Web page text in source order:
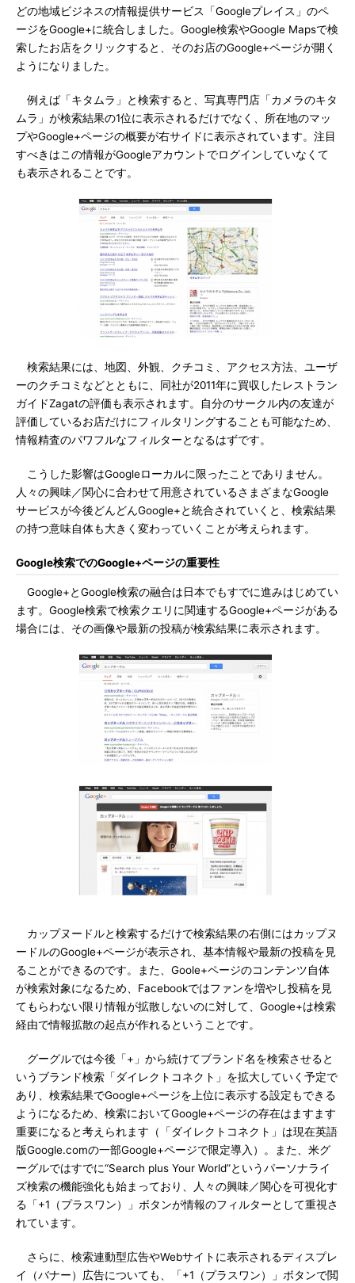
どの地域ビジネスの情報提供サービス「Googleプレイス」のペ
ージをGoogle+に統合しました。Google検索やGoogle Mapsで検
索したお店をクリックすると、そのお店のGoogle+ページが開く
ようになりました。
例えば「キタムラ」と検索すると、写真専門店「カメラのキタ
ムラ」が検索結果の1位に表示されるだけでなく、所在地のマッ
プやGoogle+ページの概要が右サイドに表示されています。注目
すべきはこの情報がGoogleアカウントでログインしていなくて
も表示されることです。
検索結果には、地図、外観、クチコミ、アクセス方法、ユーザ
ーのクチコミなどとともに、同社が2011年に買収したレストラン
ガイドZagatの評価も表示されます。自分のサークル内の友達が
評価しているお店だけにフィルタリングすることも可能なため、
情報精査のパワフルなフィルターとなるはずです。
こうした影響はGoogleローカルに限ったことでありません。
人々の興味／関心に合わせて用意されているさまざまなGoogle
サービスが今後どんどんGoogle+と統合されていくと、検索結果
の持つ意味自体も大きく変わっていくことが考えられます。
Google検索でのGoogle+ページの重要性
Google+とGoogle検索の融合は日本でもすでに進みはじめてい
ます。Google検索で検索クエリに関連するGoogle+ページがある
場合には、その画像や最新の投稿が検索結果に表示されます。
カップヌードルと検索するだけで検索結果の右側にはカップヌ
ードルのGoogle+ページが表示され、基本情報や最新の投稿を見
ることができるのです。また、Goole+ページのコンテンツ自体
が検索対象になるため、Facebookではファンを増やし投稿を見
てもらわない限り情報が拡散しないのに対して、Google+は検索
経由で情報拡散の起点が作れるということです。
グーグルでは今後「+」から続けてブランド名を検索させると
いうブランド検索「ダイレクトコネクト」を拡大していく予定で
あり、検索結果でGoogle+ページを上位に表示する設定もできる
ようになるため、検索においてGoogle+ページの存在はますます
重要になると考えられます（「ダイレクトコネクト」は現在英語
版Google.comの一部Google+ページで限定導入）。また、米グ
ーグルではすでに“Search plus Your World”というパーソナライ
ズ検索の機能強化も始まっており、人々の興味／関心を可視化す
る「+1（プラスワン）」ボタンが情報のフィルターとして重視さ
れています。
さらに、検索連動型広告やWebサイトに表示されるディスプレ
イ（バナー）広告についても、「+1（プラスワン）」ボタンで閲